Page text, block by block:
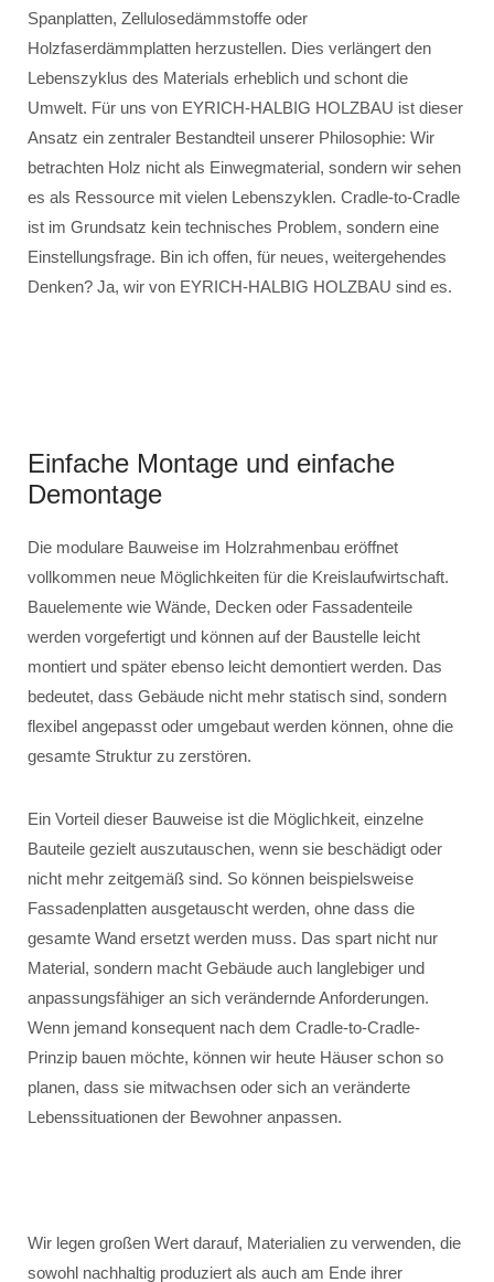
Spanplatten, Zellulosedämmstoffe oder
Holzfaserdämmplatten herzustellen. Dies verlängert den
Lebenszyklus des Materials erheblich und schont die
Umwelt. Für uns von EYRICH-HALBIG HOLZBAU ist dieser
Ansatz ein zentraler Bestandteil unserer Philosophie: Wir
betrachten Holz nicht als Einwegmaterial, sondern wir sehen
es als Ressource mit vielen Lebenszyklen. Cradle-to-Cradle
ist im Grundsatz kein technisches Problem, sondern eine
Einstellungsfrage. Bin ich offen, für neues, weitergehendes
Denken? Ja, wir von EYRICH-HALBIG HOLZBAU sind es.
Einfache Montage und einfache
Demontage
Die modulare Bauweise im Holzrahmenbau eröffnet
vollkommen neue Möglichkeiten für die Kreislaufwirtschaft.
Bauelemente wie Wände, Decken oder Fassadenteile
werden vorgefertigt und können auf der Baustelle leicht
montiert und später ebenso leicht demontiert werden. Das
bedeutet, dass Gebäude nicht mehr statisch sind, sondern
flexibel angepasst oder umgebaut werden können, ohne die
gesamte Struktur zu zerstören.
Ein Vorteil dieser Bauweise ist die Möglichkeit, einzelne
Bauteile gezielt auszutauschen, wenn sie beschädigt oder
nicht mehr zeitgemäß sind. So können beispielsweise
Fassadenplatten ausgetauscht werden, ohne dass die
gesamte Wand ersetzt werden muss. Das spart nicht nur
Material, sondern macht Gebäude auch langlebiger und
anpassungsfähiger an sich verändernde Anforderungen.
Wenn jemand konsequent nach dem Cradle-to-Cradle-
Prinzip bauen möchte, können wir heute Häuser schon so
planen, dass sie mitwachsen oder sich an veränderte
Lebenssituationen der Bewohner anpassen.
Wir legen großen Wert darauf, Materialien zu verwenden, die
sowohl nachhaltig produziert als auch am Ende ihrer